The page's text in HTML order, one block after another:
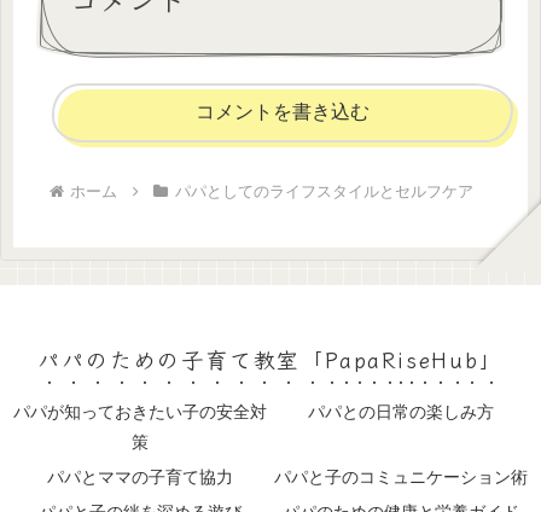
コメントを書き込む
ホーム パパとしてのライフスタイルとセルフケア
パパのための子育て教室「PapaRiseHub」
パパが知っておきたい子の安全対
策
パパとの日常の楽しみ方
パパとママの子育て協力
パパと子のコミュニケーション術